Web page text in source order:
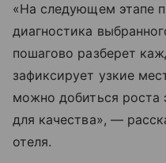
«На следующем этапе
диагностика
пошагово разберет
зафиксирует узкие
можно добиться роста
для качества», —
отеля.